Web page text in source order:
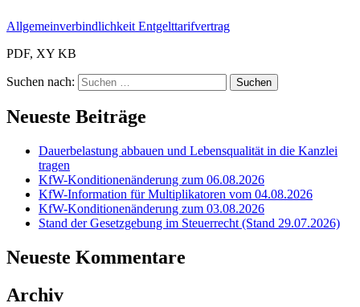
Allgemeinverbindlichkeit Entgelttarifvertrag
PDF, XY KB
Suchen nach:
Neueste Beiträge
Dauerbelastung abbauen und Lebensqualität in die Kanzlei
tragen
KfW-Konditionenänderung zum 06.08.2026
KfW-Information für Multiplikatoren vom 04.08.2026
KfW-Konditionenänderung zum 03.08.2026
Stand der Gesetzgebung im Steuerrecht (Stand 29.07.2026)
Neueste Kommentare
Archiv